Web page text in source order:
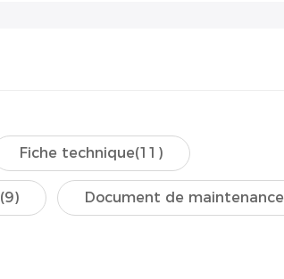
Fiche technique(11)
(9) Document de maintenance